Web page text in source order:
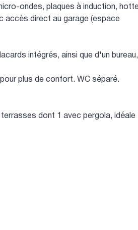
ondes, plaques à induction,
accès direct au garage (espace
intégrés, ainsi que d'un bureau,
plus de confort. WC séparé.
dont 1 avec pergola, idéale